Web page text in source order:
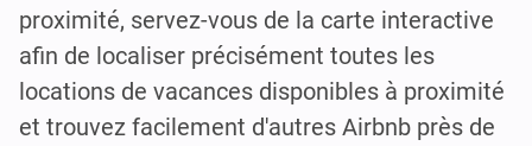
proximité, servez-vous de la carte interactive
afin de localiser précisément toutes les
locations de vacances disponibles à proximité
et trouvez facilement d'autres Airbnb près de